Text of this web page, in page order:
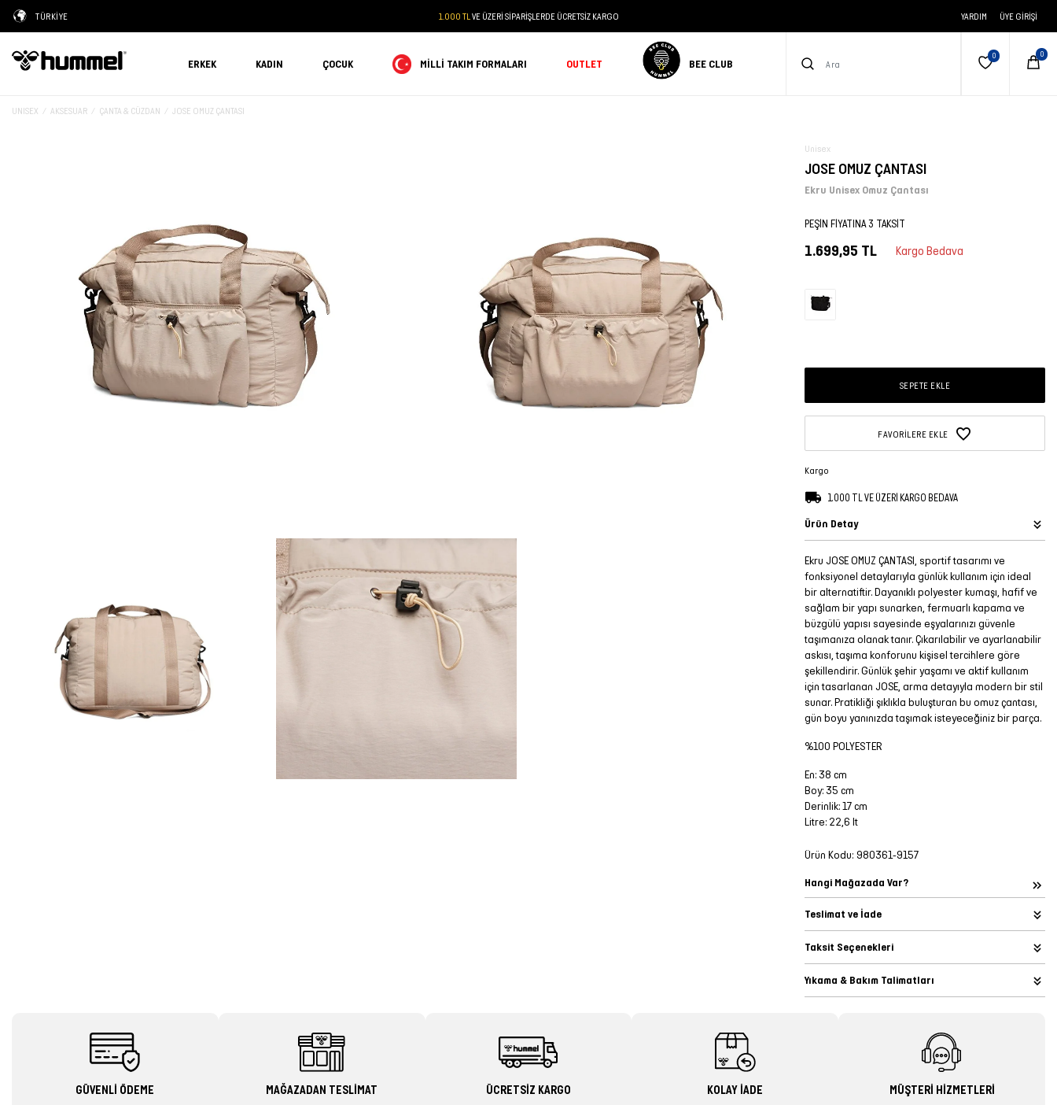
TÜRKİYE 1.000 TL VE ÜZERİ SİPARİŞLERDE ÜCRETSİZ KARGO YARDIM ÜYE GIRIŞI
ERKEK KADIN ÇOCUK MILLI TAKIM FORMALARI OUTLET BEE CLUB
UNISEX AKSESUAR ÇANTA & CÜZDAN JOSE OMUZ ÇANTASI
Unisex
JOSE OMUZ ÇANTASI
Ekru Unisex Omuz Çantası
PEŞİN FİYATINA 3 TAKSİT
1.699,95 TL Kargo Bedava
SEPETE EKLE
FAVORILERE EKLE
Kargo
1.000 TL VE ÜZERİ KARGO BEDAVA
Ürün Detay
Ekru JOSE OMUZ ÇANTASI, sportif tasarımı ve
fonksiyonel detaylarıyla günlük kullanım için ideal
bir alternatiftir. Dayanıklı polyester kumaşı, hafif ve
sağlam bir yapı sunarken, fermuarlı kapama ve
büzgülü yapısı sayesinde eşyalarınızı güvenle
taşımanıza olanak tanır. Çıkarılabilir ve ayarlanabilir
askısı, taşıma konforunu kişisel tercihlere göre
şekillendirir. Günlük şehir yaşamı ve aktif kullanım
için tasarlanan JOSE, arma detayıyla modern bir stil
sunar. Pratikliği şıklıkla buluşturan bu omuz çantası,
gün boyu yanınızda taşımak isteyeceğiniz bir parça.
%100 POLYESTER
En: 38 cm
Boy: 35 cm
Derinlik: 17 cm
Litre: 22,6 lt
Ürün Kodu: 980361-9157
Hangi Mağazada Var?
Teslimat ve İade
Taksit Seçenekleri
Yıkama & Bakım Talimatları
GÜVENLİ ÖDEME MAĞAZADAN TESLİMAT ÜCRETSİZ KARGO KOLAY İADE MÜŞTERİ HİZMETLERİ